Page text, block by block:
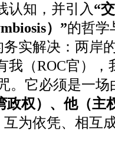
认知，并引入 “
）”的哲学
实解决：两岸
我（ROC官）
。它必须是一场
政权）、他（主
互为依凭、相互